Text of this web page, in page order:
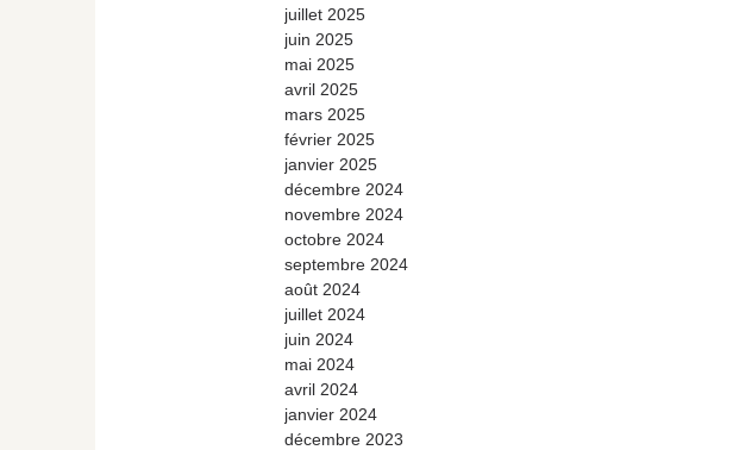
juillet 2025
juin 2025
mai 2025
avril 2025
mars 2025
février 2025
janvier 2025
décembre 2024
novembre 2024
octobre 2024
septembre 2024
août 2024
juillet 2024
juin 2024
mai 2024
avril 2024
janvier 2024
décembre 2023